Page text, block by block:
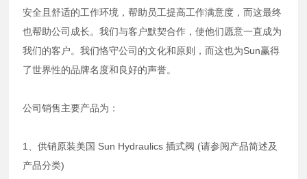
安全且舒适的工作环境，帮助员工提高工作满意度，而这最终
也帮助公司成长。我们与客户默契合作，使他们愿意一直成为
我们的客户。我们恪守公司的文化和原则，而这也为Sun赢得
了世界性的品牌名度和良好的声誉。
公司销售主要产品为：
1、供销原装美国 Sun Hydraulics 插式阀 (请参阅产品简述及
产品分类)